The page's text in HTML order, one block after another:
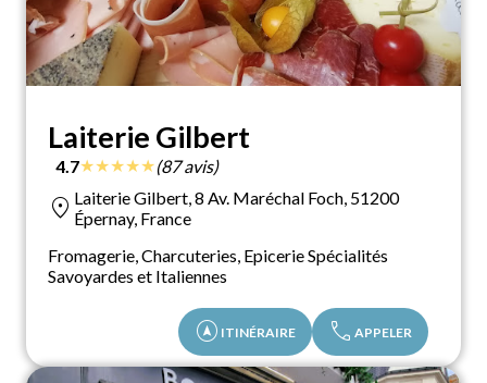
Laiterie Gilbert
4.7★★★★★(87 avis)
location_on Laiterie Gilbert, 8 Av. Maréchal Foch, 51200
Épernay, France
Fromagerie, Charcuteries, Epicerie Spécialités
Savoyardes et Italiennes
assistant_navigation ITINÉRAIRE call APPELER